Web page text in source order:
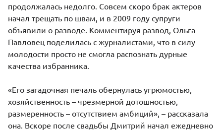
продолжалась недолго. Совсем скоро брак актеров
начал трещать по швам, и в 2009 году супруги
объявили о разводе. Комментируя развод, Ольга
Павловец поделилась с журналистами, что в силу
молодости просто не смогла распознать дурные
качества избранника.
«Его загадочная печаль обернулась угрюмостью,
хозяйственность – чрезмерной дотошностью,
размеренность – отсутствием амбиций», – рассказала
она. Вскоре после свадьбы Дмитрий начал ежедневно